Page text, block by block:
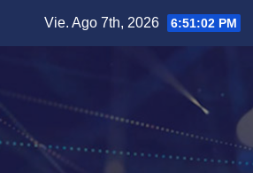
Vie. Ago 7th, 2026 6:51:03 PM